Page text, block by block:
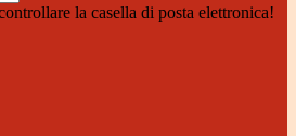
la casella di posta elettronica!